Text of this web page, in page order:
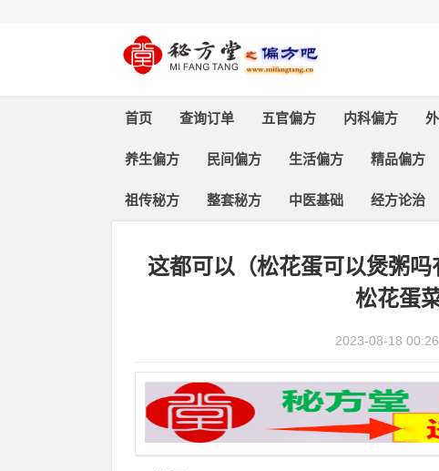
首页 查询订单 五官偏方 内科偏方
养生偏方 民间偏方 生活偏方 精品偏方
祖传秘方 整套秘方 中医基础 经方论治
这都可以（松花蛋可以煲粥吗
松花蛋
2023-08-18